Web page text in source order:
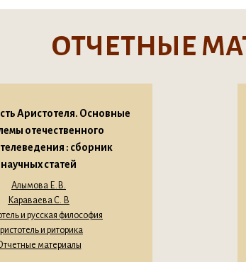
ОТЧЕТНЫЕ
Аристотеля. Основные
отече ственного
: сборник
научных статей
Алымова Е.В.
Караваева С. В
и русская философия
и риторика
материалы